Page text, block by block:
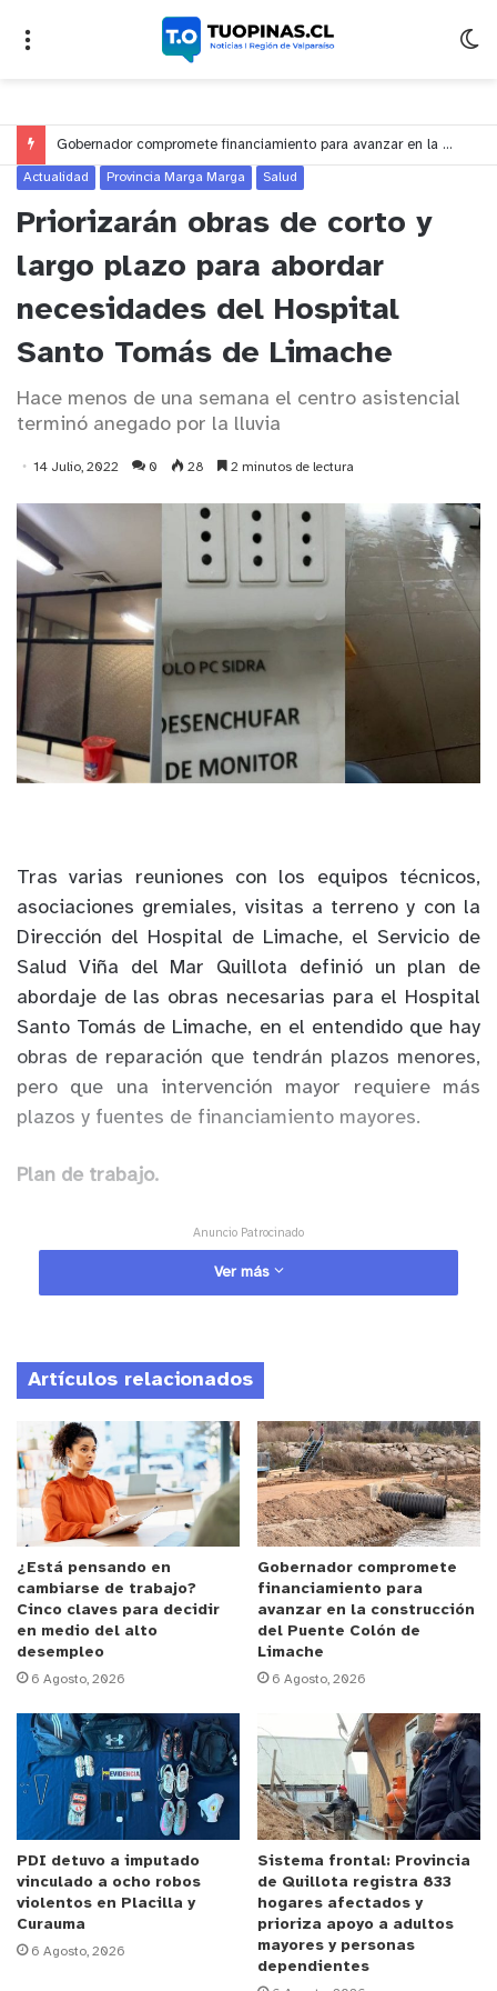
Gobernador compromete financiamiento para avanzar en la construcción del Puente Colón de Limache
Actualidad Provincia Marga Marga Salud
Priorizarán obras de corto y
largo plazo para abordar
necesidades del Hospital
Santo Tomás de Limache
Hace menos de una semana el centro asistencial
terminó anegado por la lluvia
14 Julio, 2022 0 28 2 minutos de lectura
Tras varias reuniones con los equipos técnicos,
asociaciones gremiales, visitas a terreno y con la
Dirección del Hospital de Limache, el Servicio de
Salud Viña del Mar Quillota definió un plan de
abordaje de las obras necesarias para el Hospital
Santo Tomás de Limache, en el entendido que hay
obras de reparación que tendrán plazos menores,
pero que una intervención mayor requiere más
plazos y fuentes de financiamiento mayores.
Plan de trabajo.
Anuncio Patrocinado
Haroldo Faúndez, Director ( S) del Servicio de
Salud Viña del Mar Quillota
señaló:“Nuestra
Mar Quillota es abordar y subsanar esos
problemas. Son trabajos y proyectos, algunos de
mayor envergadura, por lo que se deben definir
prioridades y financiamiento de los proyectos, que
es lo que hoy día explica por qué no han tenido
ejecución oportuna. Los problemas existen, pero no
se han ejecutado por un tema de financiamiento.
Hoy nos reunimos con el equipo directivo del
Hospital Santo Tomás de Limache, para ver las
definir bien las prioridades”
Obras priorizadas de corto y largo plazo.
De esta manera se abordarán las obras de mejora
del actual sistema eléctrico del Hospital, dada la
creciente demanda de consumo,“Lo que debemos
abordar de inmediato es el tema eléctrico, sin ser
la solución definitiva, dado que implica hacer un
proyecto de normalización que son palabras
mayores en términos de obras y trabajos a
realizar. Pero debemos abordar soluciones
transitorias que van a satisfacer el problema
Ver más
Artículos relacionados
¿Está pensando en
cambiarse de trabajo?
Cinco claves para decidir
en medio del alto
desempleo
6 Agosto, 2026
Gobernador compromete
financiamiento para
avanzar en la construcción
del Puente Colón de
Limache
6 Agosto, 2026
PDI detuvo a imputado
vinculado a ocho robos
violentos en Placilla y
Curauma
6 Agosto, 2026
Sistema frontal: Provincia
de Quillota registra 833
hogares afectados y
prioriza apoyo a adultos
mayores y personas
dependientes